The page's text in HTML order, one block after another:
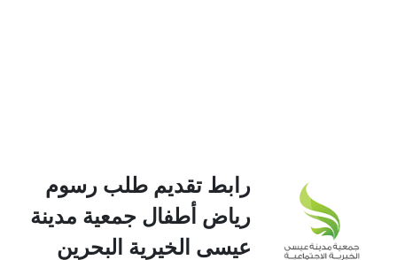
رابط تقديم طلب رسوم
رياض أطفال جمعية مدينة
عيسى الخيرية البحرين